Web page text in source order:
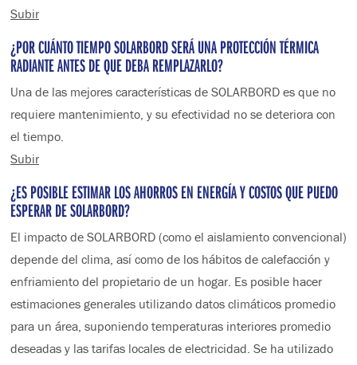
Subir
¿POR CUÁNTO TIEMPO SOLARBORD SERÁ UNA PROTECCIÓN TÉRMICA
RADIANTE ANTES DE QUE DEBA REMPLAZARLO?
Una de las mejores características de SOLARBORD es que no
requiere mantenimiento, y su efectividad no se deteriora con
el tiempo.
Subir
¿ES POSIBLE ESTIMAR LOS AHORROS EN ENERGÍA Y COSTOS QUE PUEDO
ESPERAR DE SOLARBORD?
El impacto de SOLARBORD (como el aislamiento convencional)
depende del clima, así como de los hábitos de calefacción y
enfriamiento del propietario de un hogar. Es posible hacer
estimaciones generales utilizando datos climáticos promedio
para un área, suponiendo temperaturas interiores promedio
deseadas y las tarifas locales de electricidad. Se ha utilizado